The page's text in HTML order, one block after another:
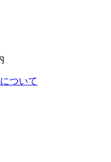
ついて